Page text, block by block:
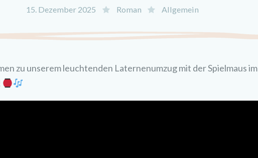
15. Dezember 2025 Roman Allgemein
zu unserem leuchtenden Laternenumzug mit der Spielmaus im